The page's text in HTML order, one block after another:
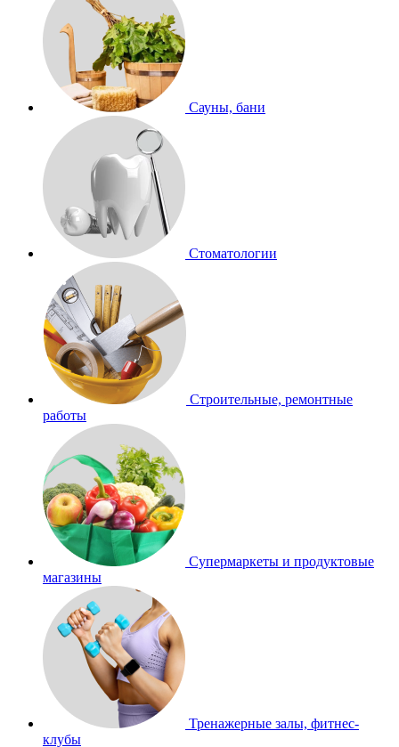
Сауны, бани
Стоматологии
Строительные, ремонтные
работы
Супермаркеты и продуктовые
магазины
Тренажерные залы, фитнес-
клубы